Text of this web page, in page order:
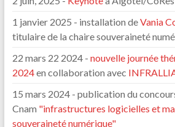
1 janvier 2025 - installation deVania
titulaire de la chaire souveraineté
22 mars 22 2024 - nouvelle journée
2024en collaboration avec
15 mars 2024 - publication du
Cnam "infrastructures logicielles et
souveraineté numérique"